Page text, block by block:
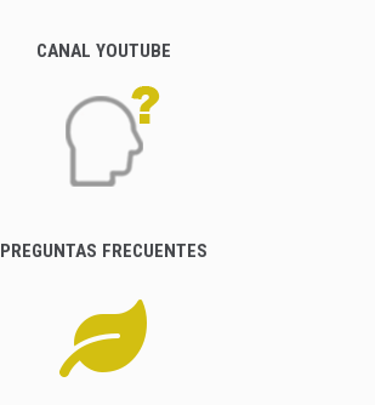
CANAL YOUTUBE
PREGUNTAS FRECUENTES